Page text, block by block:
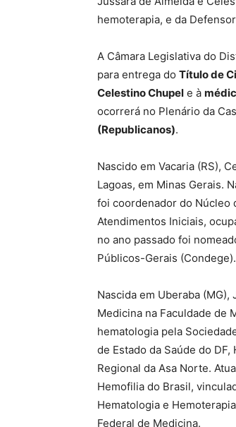
hemoterapia, e da
A Câmara Legislativa do
para entrega do Título de
Celestino Chupel e à
ocorrerá no Plenário da
(Republicanos).
Nascido em Vacaria (RS),
Lagoas, em Minas Gerais.
foi coordenador do Núcleo
Atendimentos Iniciais,
no ano passado foi
Públicos-Gerais (Condege).
Nascida em Uberaba
Medicina na Faculdade de
hematologia pela
de Estado da Saúde do
Regional da Asa Norte.
Hemofilia do Brasil,
Hematologia e
Federal de Medicina.